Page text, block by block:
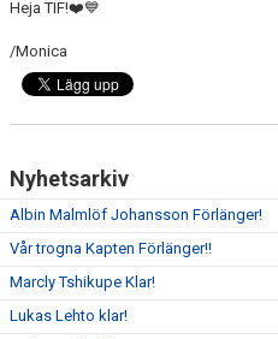
Heja TIF!❤️💙
/Monica
Nyhetsarkiv
Albin Malmlöf Johansson Förlänger!
Vår trogna Kapten Förlänger!!
Marcly Tshikupe Klar!
Lukas Lehto klar!